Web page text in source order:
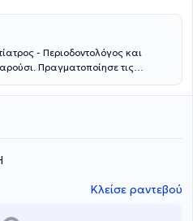
- Περιοδοντολόγος και
Πραγματοποίησε τις
της Γερμανίας. Ακόμη,
σε κλινικές της Γερμανίας.
Κλείσε ραντεβού